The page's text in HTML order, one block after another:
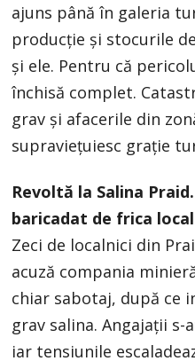
ajuns până în galeria
producţie şi stocurile
şi ele. Pentru că
închisă complet.
grav şi afacerile din
supravieţuiesc graţie
Revoltă la Salina
baricadat de frica
Zeci de localnici din
acuză compania
chiar sabotaj, după ce
grav salina. Angajații
iar tensiunile